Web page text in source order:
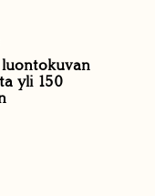
yli 150